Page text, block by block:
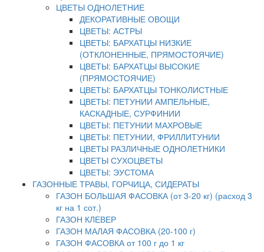
ЦВЕТЫ ОДНОЛЕТНИЕ
ДЕКОРАТИВНЫЕ ОВОЩИ
ЦВЕТЫ: АСТРЫ
ЦВЕТЫ: БАРХАТЦЫ НИЗКИЕ
(ОТКЛОНЕННЫЕ, ПРЯМОСТОЯЧИЕ)
ЦВЕТЫ: БАРХАТЦЫ ВЫСОКИЕ
(ПРЯМОСТОЯЧИЕ)
ЦВЕТЫ: БАРХАТЦЫ ТОНКОЛИСТНЫЕ
ЦВЕТЫ: ПЕТУНИИ АМПЕЛЬНЫЕ,
КАСКАДНЫЕ, СУРФИНИИ
ЦВЕТЫ: ПЕТУНИИ МАХРОВЫЕ
ЦВЕТЫ: ПЕТУНИИ, ФРИЛЛИТУНИИ
ЦВЕТЫ РАЗЛИЧНЫЕ ОДНОЛЕТНИКИ
ЦВЕТЫ СУХОЦВЕТЫ
ЦВЕТЫ: ЭУСТОМА
ГАЗОННЫЕ ТРАВЫ, ГОРЧИЦА, СИДЕРАТЫ
ГАЗОН БОЛЬШАЯ ФАСОВКА (от 3-20 кг) (расход 3
кг на 1 сот.)
ГАЗОН КЛЕВЕР
ГАЗОН МАЛАЯ ФАСОВКА (20-100 г)
ГАЗОН ФАСОВКА от 100 г до 1 кг